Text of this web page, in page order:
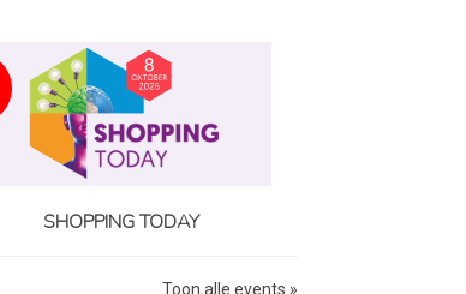
SHOPPING TODAY
Toon alle events »